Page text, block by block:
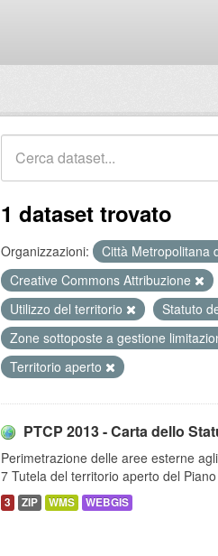
1 dataset trovato
Organizzazioni: Città Metropolitana
Creative Commons Attribuzione
Utilizzo del territorio
Statuto
Zone sottoposte a gestione
Territorio aperto
PTCP 2013 - Carta dello
Perimetrazione delle aree esterne
7 Tutela del territorio aperto del
3 ZIP WMS WEBGIS